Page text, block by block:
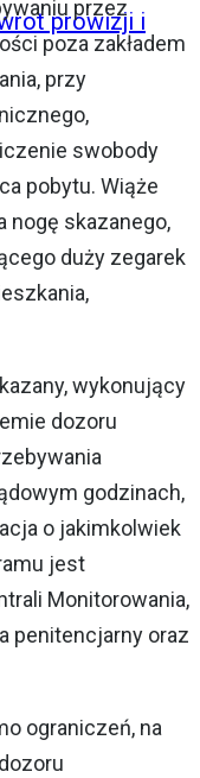
prowizji i
przez
poza zakładem
przy
swobody
pobytu. Wiąże
nogę skazanego,
duży zegarek
wykonujący
dozoru
godzinach,
o jakimkolwiek
jest
Monitorowania,
penitencjarny oraz
ograniczeń, na